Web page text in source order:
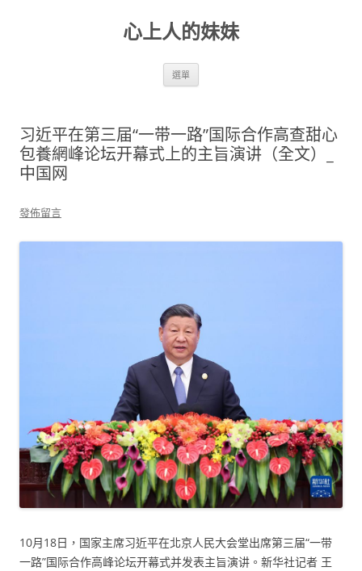
心上人的妹妹
選單
习近平在第三届“一带一路”国际合作高查甜心
包養網峰论坛开幕式上的主旨演讲（全文）_
中国网
發佈留言
10月18日，国家主席习近平在北京人民大会堂出席第三届“一带
一路”国际合作高峰论坛开幕式并发表主旨演讲。新华社记者 王